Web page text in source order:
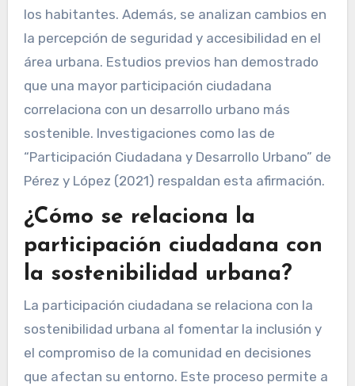
los habitantes. Además, se analizan cambios en
la percepción de seguridad y accesibilidad en el
área urbana. Estudios previos han demostrado
que una mayor participación ciudadana
correlaciona con un desarrollo urbano más
sostenible. Investigaciones como las de
“Participación Ciudadana y Desarrollo Urbano” de
Pérez y López (2021) respaldan esta afirmación.
¿Cómo se relaciona la
participación ciudadana con
la sostenibilidad urbana?
La participación ciudadana se relaciona con la
sostenibilidad urbana al fomentar la inclusión y
el compromiso de la comunidad en decisiones
que afectan su entorno. Este proceso permite a